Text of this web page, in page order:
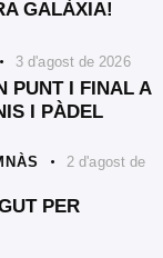
GALÀXIA!
3 d'agost de 2026
PUNT I FINAL A
I PÀDEL
2 d'agost de
PER